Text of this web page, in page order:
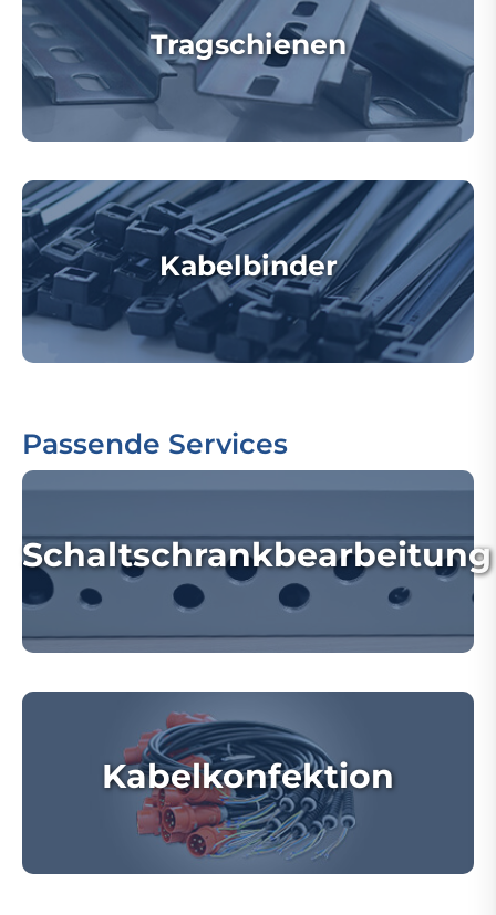
Tragschienen
Kabelbinder
Passende Services
Schaltschrankbearbeitung
Kabelkonfektion